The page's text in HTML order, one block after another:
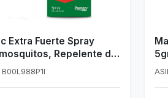
Extra Fuerte Spray
Repelente de
75ml, Eficaz
B00L988P1I